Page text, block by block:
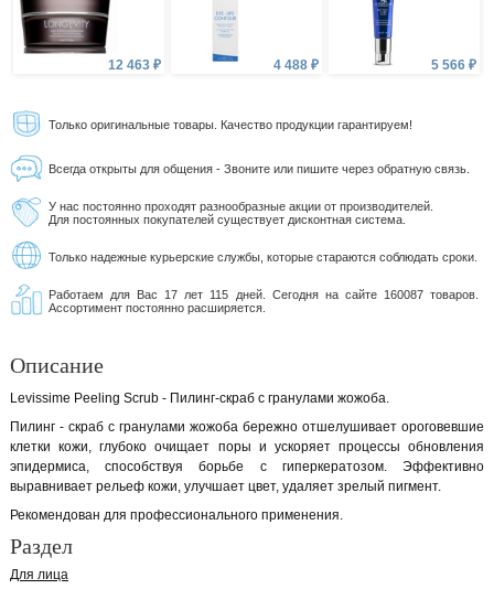
12 463 ₽ 4 488 ₽ 5 566 ₽
Только оригинальные товары. Качество продукции гарантируем!
Всегда открыты для общения - Звоните или пишите через обратную связь.
У нас постоянно проходят разнообразные акции от производителей.
Для постоянных покупателей существует дисконтная система.
Только надежные курьерские службы, которые стараются соблюдать сроки.
Работаем для Вас 17 лет 115 дней. Сегодня на сайте 160087 товаров.
Ассортимент постоянно расширяется.
Описание
Levissime Peeling Scrub - Пилинг-скраб с гранулами жожоба.
Пилинг - скраб с гранулами жожоба бережно отшелушивает ороговевшие
клетки кожи, глубоко очищает поры и ускоряет процессы обновления
эпидермиса, способствуя борьбе с гиперкератозом. Эффективно
выравнивает рельеф кожи, улучшает цвет, удаляет зрелый пигмент.
Рекомендован для профессионального применения.
Раздел
Для лица